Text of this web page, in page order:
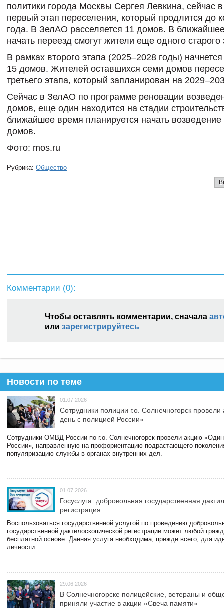
политики города Москвы Сергея Левкина, сейчас в
первый этап переселения, который продлится до
года. В ЗелАО расселяется 11 домов. В
начать переезд смогут жители еще одного старого
В рамках второго этапа (2025‒2028 годы)
15 домов. Жителей оставшихся семи домов
третьего этапа, который запланирован на
Сейчас в ЗелАО по программе реновации
домов, еще один находится на стадии
ближайшее время планируется начать
домов.
Фото: mos.ru
Рубрика: Общество
Комментарии (0):
Чтобы оставлять комментарии, сначала
или зарегистрируйтесь
Новости по теме
01.07.2026
Сотрудники полиции г.о. Солнечногорск
день с полицией России»
Сотрудники ОМВД России по г.о. Солнечногорск провели акцию
России», направленную на профориентацию подрастающего
популяризацию службы в органах внутренних дел.
01.07.2026
Госуслуга: добровольная государственная
регистрация
Воспользоваться государственной услугой по проведению
государственной дактилоскопической регистрации может любой
бесплатной основе. Данная услуга необходима, прежде всего, для
личности.
29.06.2026
В Солнечногорске полицейские, ветераны и
приняли участие в акции «Свеча памяти»